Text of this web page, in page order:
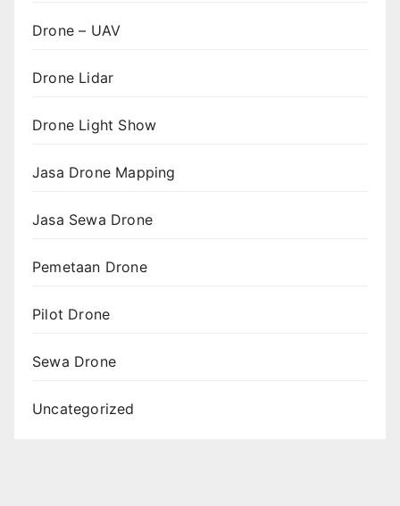
Drone – UAV
Drone Lidar
Drone Light Show
Jasa Drone Mapping
Jasa Sewa Drone
Pemetaan Drone
Pilot Drone
Sewa Drone
Uncategorized